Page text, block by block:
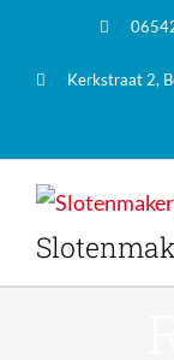
Kerkstraat 2,